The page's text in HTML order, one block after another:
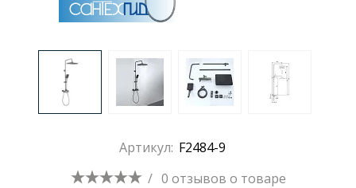
Аксессуары для ванных комнат
Зеркала
Душевые поддоны
Душевые уголки и ограждения
Артикул: F2484-9
/ 0 отзывов о товаре